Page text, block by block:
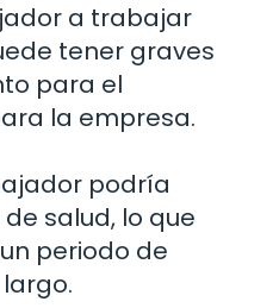
a trabajar
tener graves
para el
la empresa.
podría
salud, lo que
periodo de